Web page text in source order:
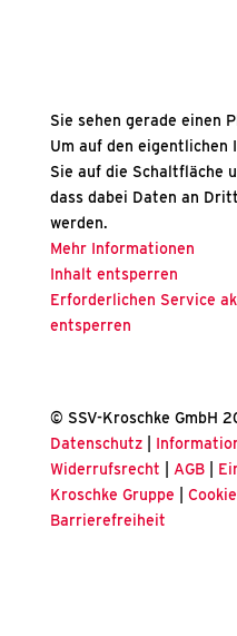
Sie sehen gerade einen
Um auf den eigentlichen
Sie auf die Schaltfläche
dass dabei Daten an
werden.
Mehr Informationen
Inhalt entsperren
Erforderlichen Service
entsperren
© SSV-Kroschke GmbH
Datenschutz|
Widerrufsrecht
AGB|
Kroschke Gruppe
Barrierefreiheit